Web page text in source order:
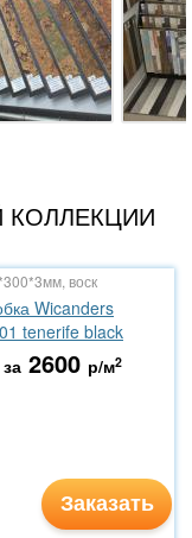
КОЛЛЕКЦИИ
воск
Wicanders
tenerife black
2600 р/м2
Заказать